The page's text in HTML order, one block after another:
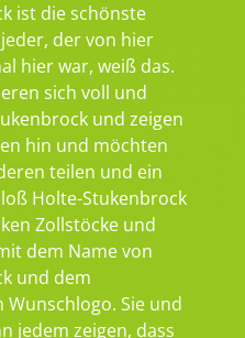
ist die schönste
der von hier
hier war, weiß das.
sich voll und
und zeigen
hin und möchten
teilen und ein
Holte-Stukenbrock
Zollstöcke und
dem Name von
und dem
Sie und
jedem zeigen, dass